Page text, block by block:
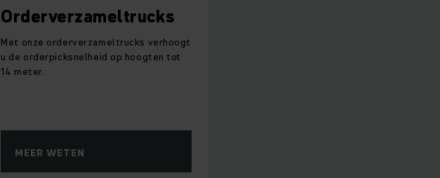
Orderverzameltrucks
Met onze orderverzameltrucks verhoogt
u de orderpicksnelheid op hoogten tot
14 meter.
MEER WETEN